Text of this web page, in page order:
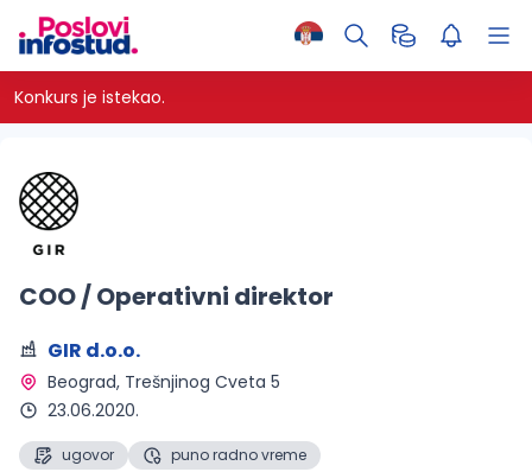
Konkurs je istekao.
COO / Operativni direktor
GIR d.o.o.
Beograd, Trešnjinog Cveta 5
23.06.2020.
ugovor puno radno vreme